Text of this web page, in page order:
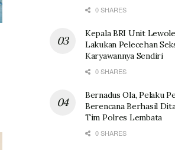
0 SHARES
Kepala BRI Unit
Lakukan Pelecehan
Karyawannya Sendiri
0 SHARES
Bernadus Ola, Pelaku
Berencana Berhasil
Tim Polres Lembata
0 SHARES